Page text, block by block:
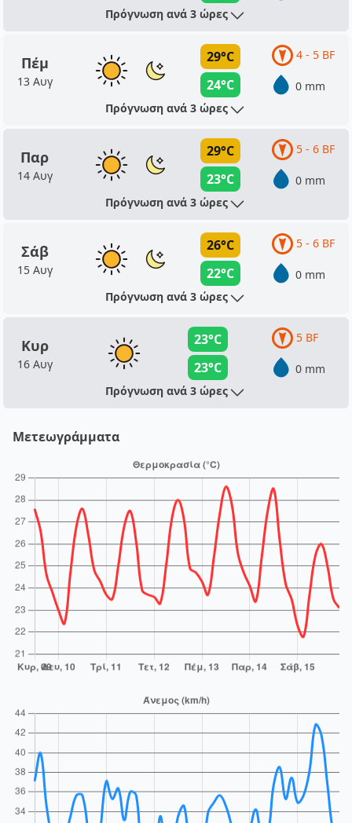
Πρόγνωση ανά 3 ώρες
Πέμ
13 Αυγ
29°C
24°C
4 - 5 BF
0 mm
Πρόγνωση ανά 3 ώρες
Παρ
14 Αυγ
29°C
23°C
5 - 6 BF
0 mm
Πρόγνωση ανά 3 ώρες
Σάβ
15 Αυγ
26°C
22°C
5 - 6 BF
0 mm
Πρόγνωση ανά 3 ώρες
Κυρ
16 Αυγ
23°C
23°C
5 BF
0 mm
Πρόγνωση ανά 3 ώρες
Μετεωγράμματα